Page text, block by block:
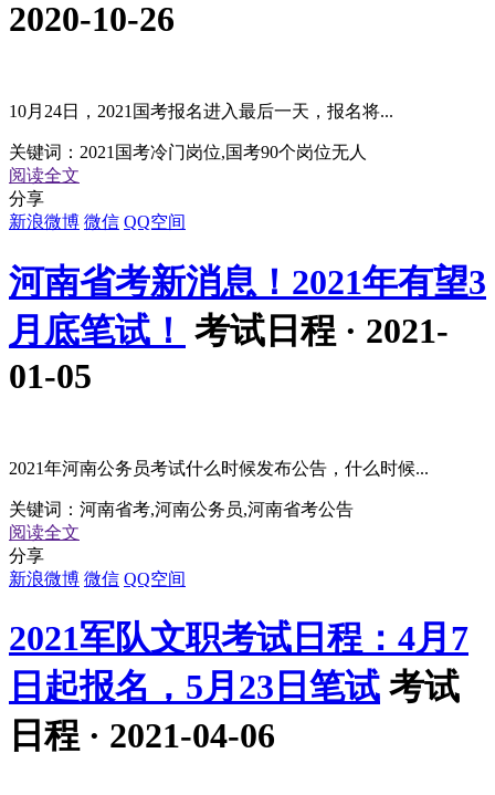
2020-10-26
10月24日，2021国考报名进入最后一天，报名将...
关键词： 2021国考冷门岗位,国考90个岗位无人
阅读全文
分享
新浪微博 微信 QQ空间
河南省考新消息！2021年有望3
月底笔试！ 考试日程 · 2021-
01-05
2021年河南公务员考试什么时候发布公告，什么时候...
关键词： 河南省考,河南公务员,河南省考公告
阅读全文
分享
新浪微博 微信 QQ空间
2021军队文职考试日程：4月7
日起报名，5月23日笔试 考试
日程 · 2021-04-06